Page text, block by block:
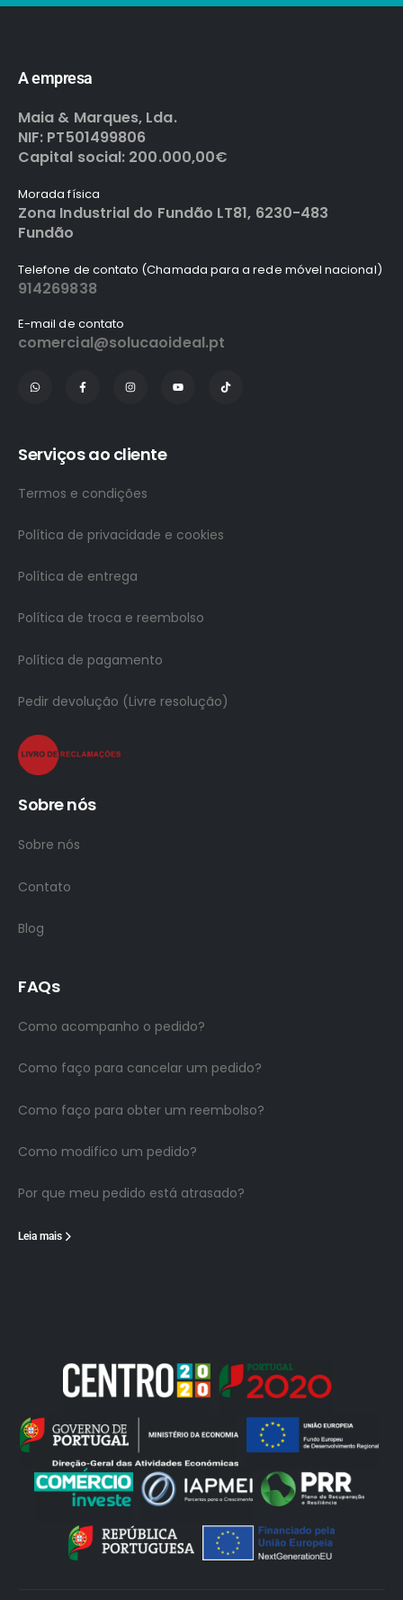
A empresa
Maia & Marques, Lda.
NIF: PT501499806
Capital social: 200.000,00€
Morada física
Zona Industrial do Fundão LT81, 6230-483
Fundão
Telefone de contato (Chamada para a rede móvel nacional)
914269838
E-mail de contato
comercial@solucaoideal.pt
Serviços ao cliente
Termos e condições
Política de privacidade e cookies
Política de entrega
Política de troca e reembolso
Política de pagamento
Pedir devolução (Livre resolução)
Sobre nós
Sobre nós
Contato
Blog
FAQs
Como acompanho o pedido?
Como faço para cancelar um pedido?
Como faço para obter um reembolso?
Como modifico um pedido?
Por que meu pedido está atrasado?
Leia mais